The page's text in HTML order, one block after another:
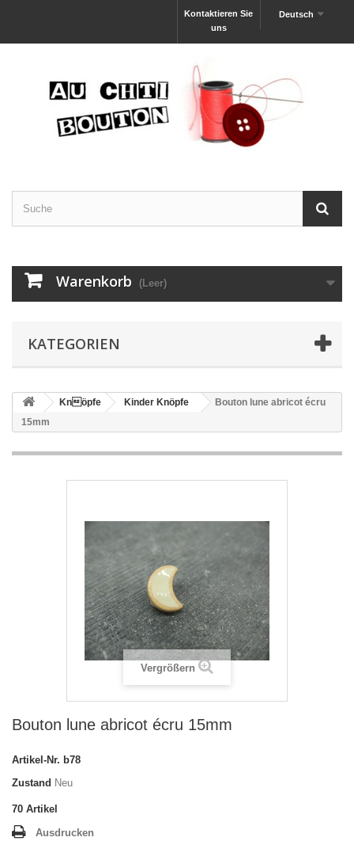
Deutsch
Kontaktieren Sie
uns
Warenkorb (Leer)
KATEGORIEN
Knöpfe Kinder Knöpfe
Bouton lune abricot écru
15mm
Vergrößern
Bouton lune abricot écru 15mm
Artikel-Nr. b78
Zustand Neu
70 Artikel
Ausdrucken